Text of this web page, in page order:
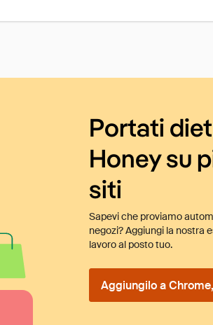
Portati
Honey su
siti
Sapevi che proviamo
negozi? Aggiungi la nostra
lavoro al posto tuo.
Aggiungilo a